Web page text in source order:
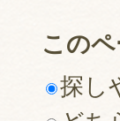
この
探し